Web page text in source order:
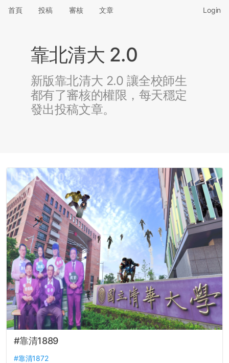
首頁 投稿 審核 文章 Login
靠北清大 2.0
新版靠北清大 2.0 讓全校師生
都有了審核的權限，每天穩定
發出投稿文章。
#靠清1889
#靠清1872